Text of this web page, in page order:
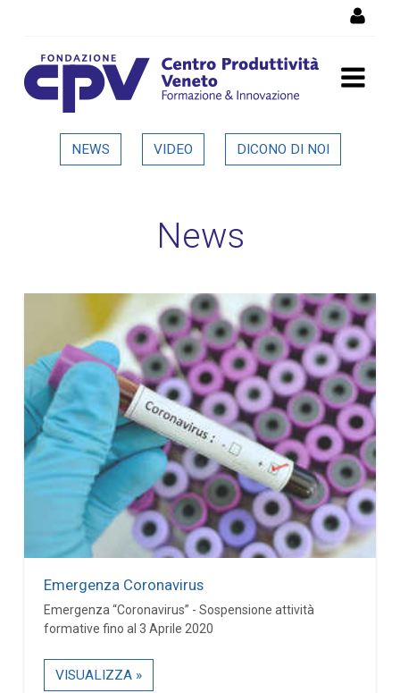
Dettaglio in evidenza
NEWS VIDEO DICONO DI NOI
News
Emergenza Coronavirus
Emergenza “Coronavirus” - Sospensione attività
formative fino al 3 Aprile 2020
VISUALIZZA »